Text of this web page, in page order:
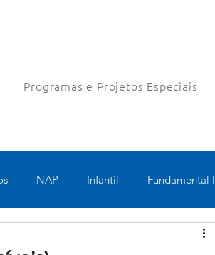
Programas e Projetos Especiais
NAP Infantil Fundamental I